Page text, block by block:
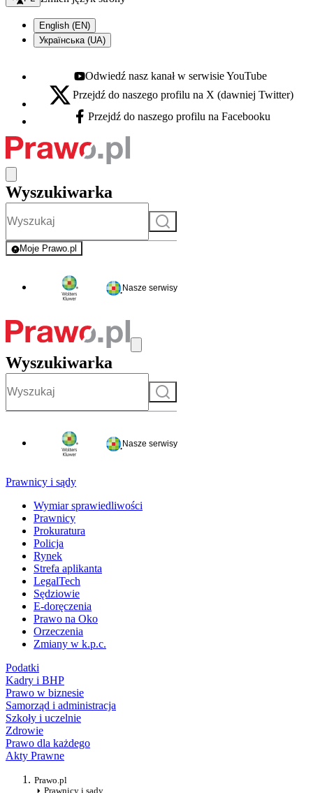
English (EN)
Українська (UA)
Youtube - otwiera się w nowej karcie
Odwiedź nasz kanał w serwisie YouTube
X - otwiera się w nowej karcie
Przejdź do naszego profilu na X (dawniej Twitter)
Facebook - otwiera się w nowej karcie
Przejdź do naszego profilu na Facebooku
Wyszukiwarka
Szukaj
Moje Prawo.pl
- rejestracja i logowanie do serwisu
Nasze serwisy
Wyszukiwarka
Szukaj
Nasze serwisy
Prawnicy i sądy
Wymiar sprawiedliwości
Prawnicy
Prokuratura
Policja
Rynek
Strefa aplikanta
LegalTech
Sędziowie
E-doręczenia
Prawo na Oko
Orzeczenia
Zmiany w k.p.c.
Podatki
Kadry i BHP
Prawo w biznesie
Samorząd i administracja
Szkoły i uczelnie
Zdrowie
Prawo dla każdego
Akty Prawne
Prawo.pl
Prawnicy i sądy